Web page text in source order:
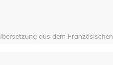
aus dem Französischen